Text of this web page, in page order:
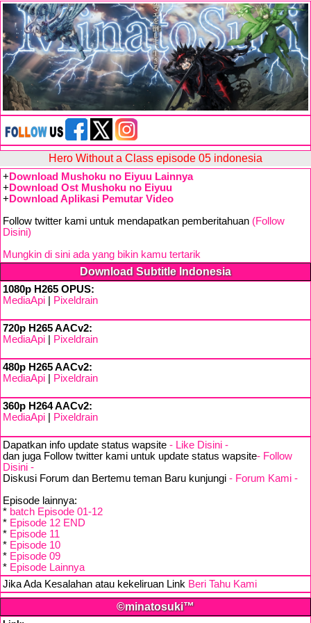
Hero Without a Class episode 05 indonesia
+ Download Mushoku no Eiyuu Lainnya
+ Download Ost Mushoku no Eiyuu
+ Download Aplikasi Pemutar Video
Follow twitter kami untuk mendapatkan pemberitahuan (Follow
Disini)
Mungkin di sini ada yang bikin kamu tertarik
Download Subtitle Indonesia
1080p H265 OPUS:
MediaApi
Pixeldrain
720p H265 AACv2:
MediaApi
Pixeldrain
480p H265 AACv2:
MediaApi
Pixeldrain
360p H264 AACv2:
MediaApi
Pixeldrain
Dapatkan info update status wapsite - Like Disini -
dan juga Follow twitter kami untuk update status wapsite- Follow
Disini -
Diskusi Forum dan Bertemu teman Baru kunjungi - Forum Kami -
Episode lainnya:
* batch Episode 01-12
* Episode 12 END
* Episode 11
* Episode 10
* Episode 09
* Episode Lainnya
Jika Ada Kesalahan atau kekeliruan Link Beri Tahu Kami
©minatosuki™